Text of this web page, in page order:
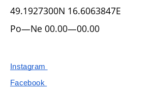
49.1927300N 16.6063847E
Po—Ne 00.00—00.00
Instagram
Facebook